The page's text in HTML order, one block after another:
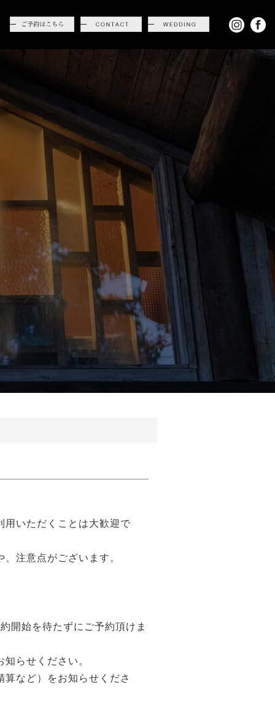
用いただくことは大歓迎で
注意点がございます。
開始を待たずにご予約頂けま
らせください。
算など）をお知らせくださ